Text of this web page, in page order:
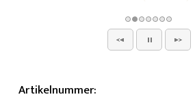
Artikelnummer: